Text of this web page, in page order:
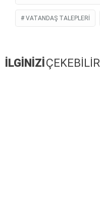
VATANDAŞ TALEPLERI
İLGİNİZİÇEKEBİLİR